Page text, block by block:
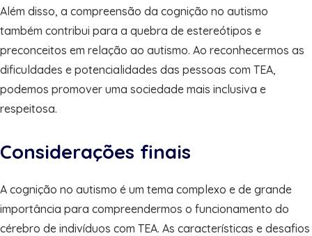
Além disso, a compreensão da cognição no autismo
também contribui para a quebra de estereótipos e
preconceitos em relação ao autismo. Ao reconhecermos as
dificuldades e potencialidades das pessoas com TEA,
podemos promover uma sociedade mais inclusiva e
respeitosa.
Considerações finais
A cognição no autismo é um tema complexo e de grande
importância para compreendermos o funcionamento do
cérebro de indivíduos com TEA. As características e desafios